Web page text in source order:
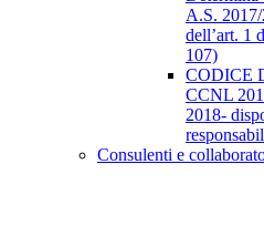
A.S.
dell’art. 1
107)
CODICE
CCNL
2018-
Consulenti e